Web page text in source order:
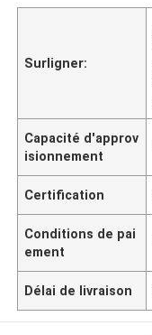
Surligner:
Capacité d'approv
isionnement
Certification
Conditions de pai
ement
Délai de livraison